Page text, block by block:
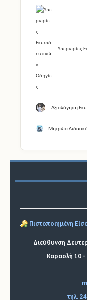
Υπερωρίες
Αξιολόγηση
Μητρώο
Πιστοποιημένη
Διεύθυνση
Καραολή 10
τηλ.